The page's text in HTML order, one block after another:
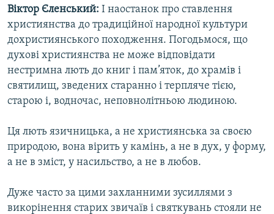
Віктор Єленський: І наостанок про ставлення
християнства до традиційної народної культури
дохристиянського походження. Погодьмося, що
духові християнства не може відповідати
нестримна лють до книг і пам’яток, до храмів і
святилищ, зведених старанно і терпляче тією,
старою і, водночас, неповнолітньою людиною.
Ця лють язичницька, а не християнська за своєю
природою, вона вірить у камінь, а не в дух, у форму,
а не в зміст, у насильство, а не в любов.
Дуже часто за цими захланними зусиллями з
викорінення старих звичаїв і святкувань стояли не